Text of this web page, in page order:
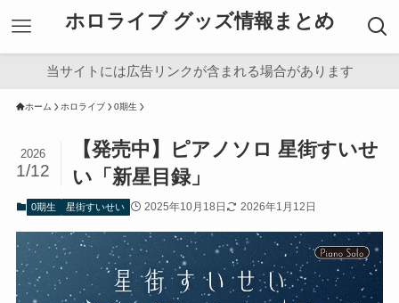
ホロライブ グッズ情報まとめ
当サイトには広告リンクが含まれる場合があります
ホーム ホロライブ 0期生
【発売中】ピアノソロ 星街すいせ
い「新星目録」
2026
1/12
0期生 星街すいせい 2025年10月18日 2026年1月12日